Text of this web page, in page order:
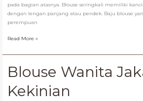
pada bagian atasnya. Blouse seringkali memiliki
dengan lengan panjang atau pendek. Baju blouse
perempuan
Read More »
Blouse Wanita
Kekinian
Blouse
Wanita
Kekinian